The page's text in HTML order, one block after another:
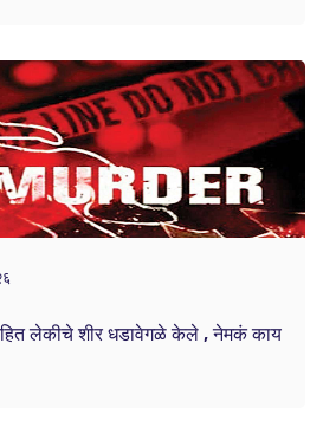
लेकीचे शीर धडावेगळे केले , नेमकं काय